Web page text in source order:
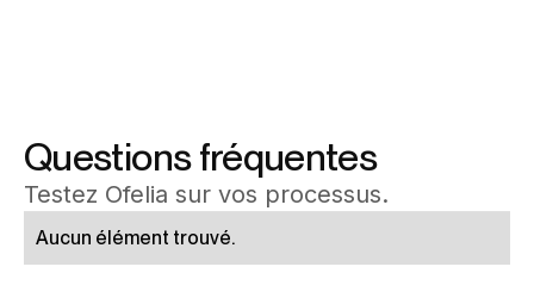
Questions fréquentes
Testez Ofelia sur vos processus.
Aucun élément trouvé.